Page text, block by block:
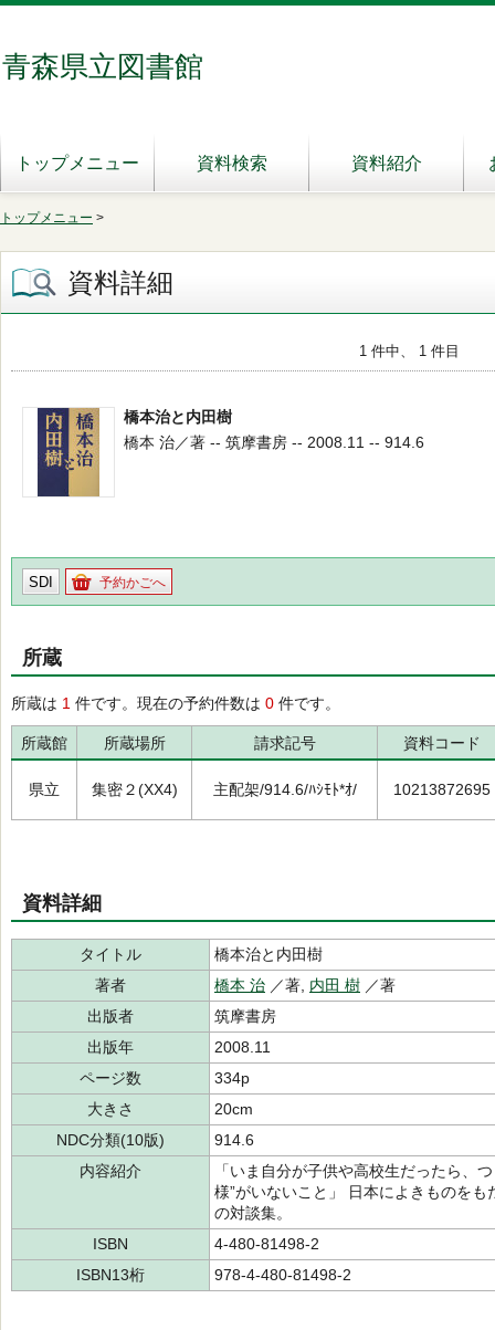
青森県立図書館
トップメニュー 資料検索 資料紹介
トップメニュー >
資料詳細
1 件中、 1 件目
橋本治と内田樹
橋本 治／著 -- 筑摩書房 -- 2008.11 -- 914.6
SDI 予約かごへ
所蔵
所蔵は 1 件です。現在の予約件数は 0 件です。
所蔵館 所蔵場所 請求記号 資料コード
県立 集密２(XX4) 主配架/914.6/ﾊｼﾓﾄ*ｵ/ 10213872695
資料詳細
タイトル
橋本治と内田樹
著者
橋本 治 ／著, 内田 樹 ／著
出版者
筑摩書房
出版年
2008.11
ページ数
334p
大きさ
20cm
NDC分類(10版)
914.6
内容紹介
「いま自分が子供や高校生だったら、
様”がいないこと」 日本によきものを
の対談集。
ISBN
4-480-81498-2
ISBN13桁
978-4-480-81498-2